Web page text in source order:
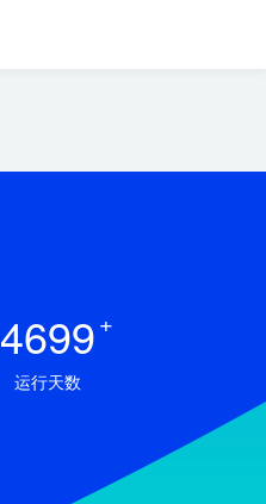
4699+
运行天数